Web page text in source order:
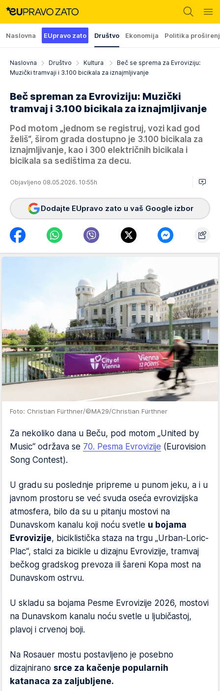
Naslovna EUpravo zato Društvo Ekonomija Politika
Naslovna Društvo Kultura
Beč se sprema za Evroviziju:
Muzički tramvaji i 3.100 bicikala za iznajmljivanje
Beč spreman za Evroviziju: Muzički
tramvaj i 3.100 bicikala za iznajmljivanje
Pod motom „jednom se registruj, vozi kad god
želiš“, širom grada dostupno je 3.100 bicikala za
iznajmljivanje, kao i 300 električnih bicikala i
bicikala sa sedištima za decu.
Objavljeno 08.05.2026. 10:55h
Dodajte EUpravo zato u vaš Google izbor
Foto: Christian Fürthner/©MA29/Christian Fürthner
Za nekoliko dana u Beču, pod motom „United by
Music“ održava se 70. Pesma Evrovizije (Eurovision
Song Contest).
U gradu su poslednje pripreme u punom jeku, a i u
javnom prostoru se već svuda oseća evrovizijska
atmosfera, bilo da su u pitanju mostovi na
Dunavskom kanalu koji noću svetle u bojama
Evrovizije, biciklistička staza na trgu „Urban-Loric-
Plac“, stalci za bicikle u dizajnu Evrovizije, tramvaj
bečkog gradskog prevoza ili šareni Kopa most na
Dunavskom ostrvu.
U skladu sa bojama Pesme Evrovizije 2026, mostovi
na Dunavskom kanalu noću svetle u ljubičastoj,
plavoj i crvenoj boji.
Na Rosauer mostu postavljeno je posebno
dizajnirano srce za kačenje popularnih
katanaca za zaljubljene.